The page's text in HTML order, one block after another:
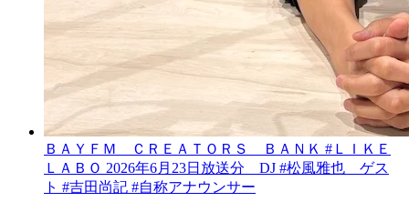
ＢＡＹＦＭ ＣＲＥＡＴＯＲＳ ＢＡＮＫ #ＬＩＫＥ
ＬＡＢＯ 2026年6月23日放送分 DJ #松風雅也 ゲス
ト #吉田尚記 #自称アナウンサー